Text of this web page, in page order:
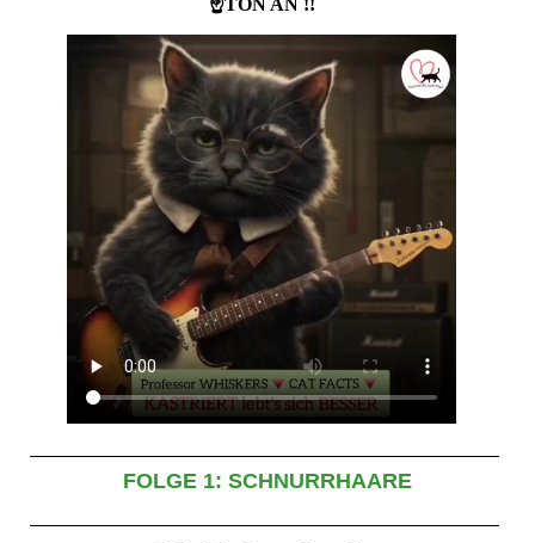
☝️TON AN !!
FOLGE 1: SCHNURRHAARE